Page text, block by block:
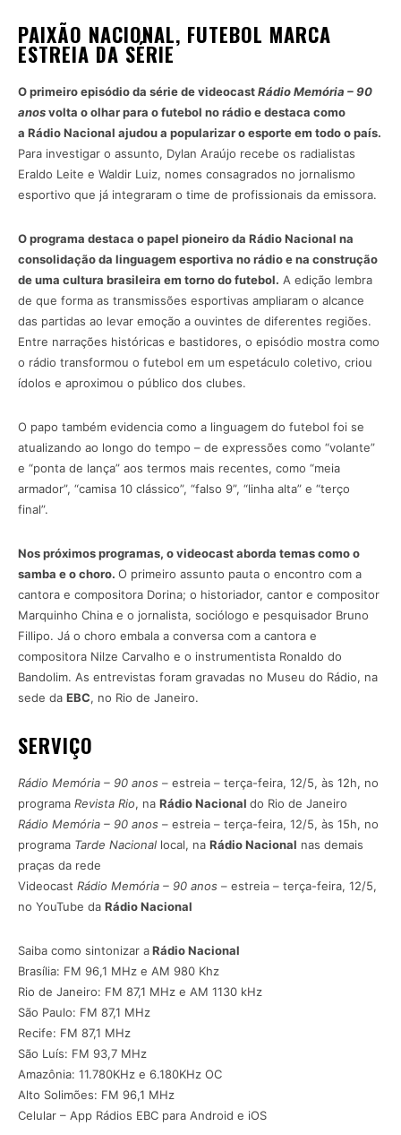
PAIXÃO NACIONAL, FUTEBOL MARCA
ESTREIA DA SÉRIE
O primeiro episódio da série de videocastRádio Memória – 90
anosvolta o olhar para o futebol no rádio e destaca como
a Rádio Nacional ajudou a popularizar o esporte em todo o país.
Para investigar o assunto, Dylan Araújo recebe os radialistas
Eraldo Leite e Waldir Luiz, nomes consagrados no jornalismo
esportivo que já integraram o time de profissionais da emissora.
O programa destaca o papel pioneiro da Rádio Nacional na
consolidação da linguagem esportiva no rádio e na construção
de uma cultura brasileira em torno do futebol. A edição lembra
de que forma as transmissões esportivas ampliaram o alcance
das partidas ao levar emoção a ouvintes de diferentes regiões.
Entre narrações históricas e bastidores, o episódio mostra como
o rádio transformou o futebol em um espetáculo coletivo, criou
ídolos e aproximou o público dos clubes.
O papo também evidencia como a linguagem do futebol foi se
atualizando ao longo do tempo – de expressões como “volante”
e “ponta de lança” aos termos mais recentes, como “meia
armador”, “camisa 10 clássico”, “falso 9”, “linha alta” e “terço
final”.
Nos próximos programas, o videocast aborda temas como o
samba e o choro. O primeiro assunto pauta o encontro com a
cantora e compositora Dorina; o historiador, cantor e compositor
Marquinho China e o jornalista, sociólogo e pesquisador Bruno
Fillipo. Já o choro embala a conversa com a cantora e
compositora Nilze Carvalho e o instrumentista Ronaldo do
Bandolim. As entrevistas foram gravadas no Museu do Rádio, na
sede da EBC, no Rio de Janeiro.
SERVIÇO
Rádio Memória – 90 anos – estreia – terça-feira, 12/5, às 12h, no
programa Revista Rio, na Rádio Nacional do Rio de Janeiro
Rádio Memória – 90 anos – estreia – terça-feira, 12/5, às 15h, no
programa Tarde Nacional local, na Rádio Nacional nas demais
praças da rede
Videocast Rádio Memória – 90 anos – estreia – terça-feira, 12/5,
no YouTube da Rádio Nacional
Saiba como sintonizar aRádio Nacional
Brasília: FM 96,1 MHz e AM 980 Khz
Rio de Janeiro: FM 87,1 MHz e AM 1130 kHz
São Paulo: FM 87,1 MHz
Recife: FM 87,1 MHz
São Luís: FM 93,7 MHz
Amazônia: 11.780KHz e 6.180KHz OC
Alto Solimões: FM 96,1 MHz
Celular – App Rádios EBC para Android e iOS